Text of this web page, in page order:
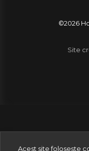
©2026
Site
Acest site folosește